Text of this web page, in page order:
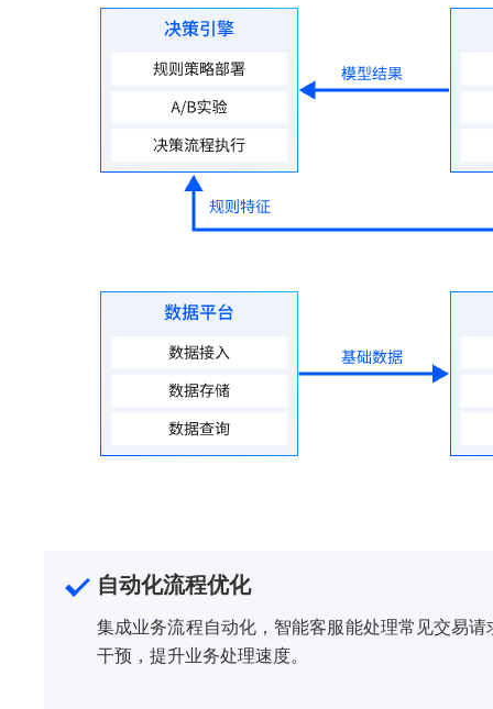
自动化流程优化
集成业务流程自动化，智能客服能处理常见交易
干预，提升业务处理速度。